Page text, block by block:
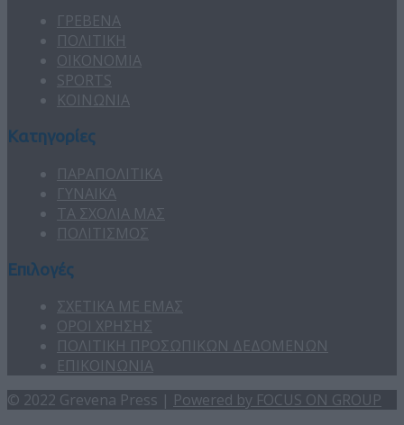
ΓΡΕΒΕΝΑ
ΠΟΛΙΤΙΚΗ
ΟΙΚΟΝΟΜΙΑ
SPORTS
ΚΟΙΝΩΝΙΑ
Κατηγορίες
ΠΑΡΑΠΟΛΙΤΙΚΑ
ΓΥΝΑΙΚΑ
ΤΑ ΣΧΟΛΙΑ ΜΑΣ
ΠΟΛΙΤΙΣΜΟΣ
Επιλογές
ΣΧΕΤΙΚΑ ΜΕ ΕΜΑΣ
ΟΡΟΙ ΧΡΗΣΗΣ
ΠΟΛΙΤΙΚΗ ΠΡΟΣΩΠΙΚΩΝ ΔΕΔΟΜΕΝΩΝ
ΕΠΙΚΟΙΝΩΝΙΑ
© 2022 Grevena Press | Powered by FOCUS ON GROUP